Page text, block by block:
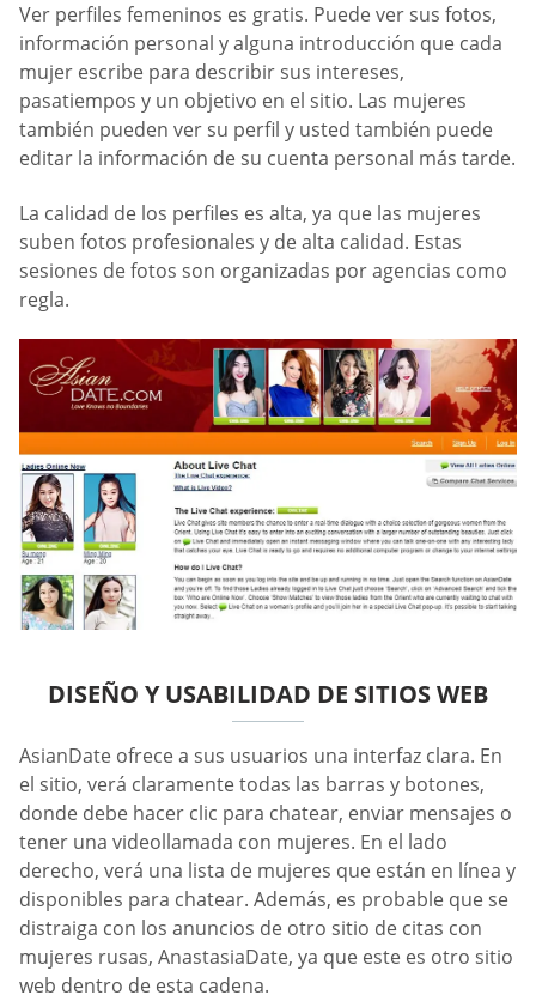
Ver perfiles femeninos es gratis. Puede ver sus fotos,
información personal y alguna introducción que cada
mujer escribe para describir sus intereses,
pasatiempos y un objetivo en el sitio. Las mujeres
también pueden ver su perfil y usted también puede
editar la información de su cuenta personal más tarde.
La calidad de los perfiles es alta, ya que las mujeres
suben fotos profesionales y de alta calidad. Estas
sesiones de fotos son organizadas por agencias como
regla.
DISEÑO Y USABILIDAD DE SITIOS WEB
AsianDate ofrece a sus usuarios una interfaz clara. En
el sitio, verá claramente todas las barras y botones,
donde debe hacer clic para chatear, enviar mensajes o
tener una videollamada con mujeres. En el lado
derecho, verá una lista de mujeres que están en línea y
disponibles para chatear. Además, es probable que se
distraiga con los anuncios de otro sitio de citas con
mujeres rusas, AnastasiaDate, ya que este es otro sitio
web dentro de esta cadena.